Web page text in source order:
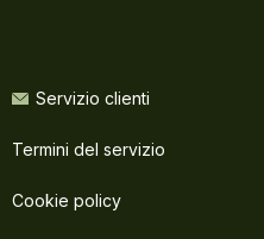
Servizio clienti
Termini del servizio
Cookie policy